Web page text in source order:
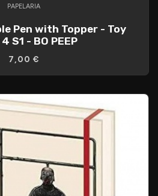
PAPELARIA
Pen with Topper - Toy
S1 - BO PEEP
7,00 €